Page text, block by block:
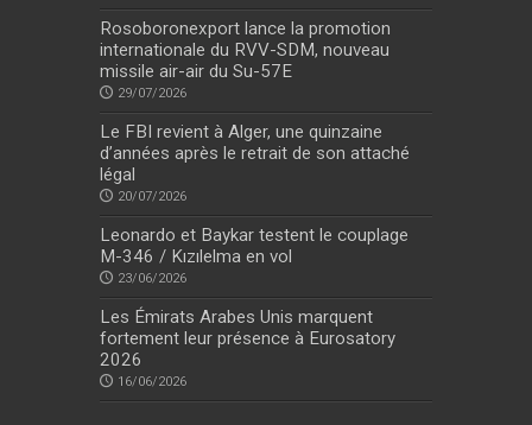
Rosoboronexport lance la promotion
internationale du RVV-SDM, nouveau
missile air-air du Su-57E
29/07/2026
Le FBI revient à Alger, une quinzaine
d’années après le retrait de son attaché
légal
20/07/2026
Leonardo et Baykar testent le couplage
M-346 / Kızılelma en vol
23/06/2026
Les Émirats Arabes Unis marquent
fortement leur présence à Eurosatory
2026
16/06/2026